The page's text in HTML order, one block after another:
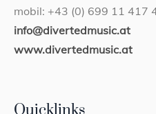
mobil: +43 (0) 699 11 417
info@divertedmusic.at
www.divertedmusic.at